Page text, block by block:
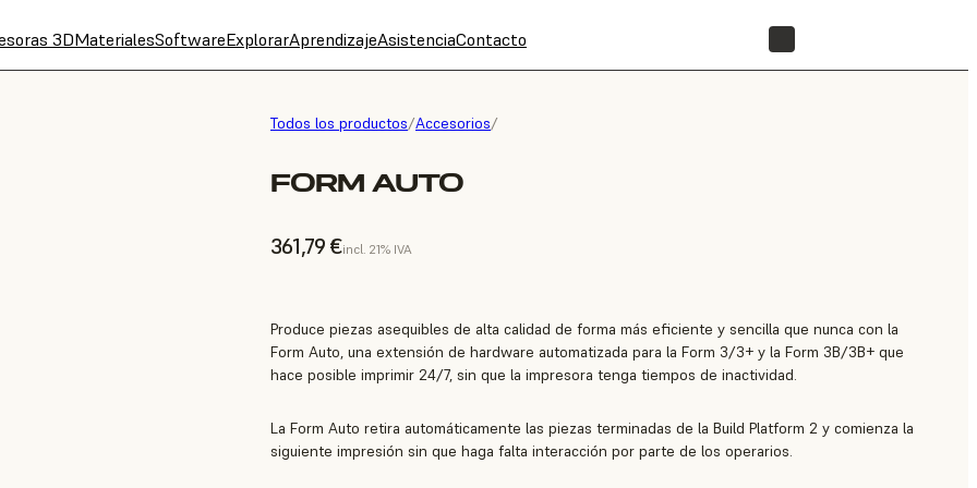
3DMaterialesSoftwareExplorarAprendizajeAsistenciaContacto
Todos los productos/Accesorios/
FORM AUTO
361,79 €incl. 21% IVA
Produce piezas asequibles de alta calidad de forma más eficiente y sencilla que nunca con la
Form Auto, una extensión de hardware automatizada para la Form 3/3+ y la Form 3B/3B+ que
hace posible imprimir 24/7, sin que la impresora tenga tiempos de inactividad.
La Form Auto retira automáticamente las piezas terminadas de la Build Platform 2 y comienza la
siguiente impresión sin que haga falta interacción por parte de los operarios.